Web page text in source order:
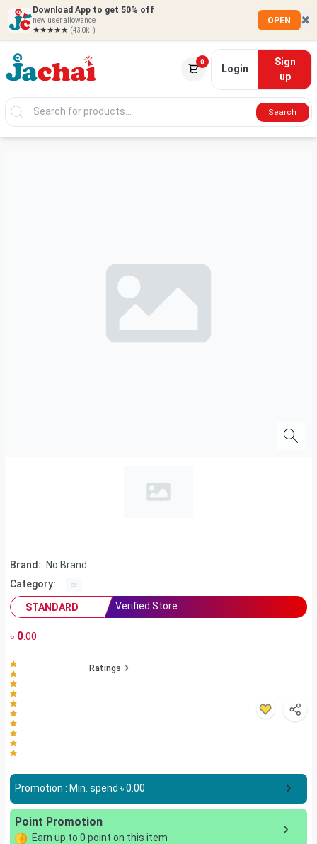
Download App to get 50% off
new user allowance
★★★★★ (430k+)
OPEN ✖
0
Login
Sign
up
Search
Brand:
No Brand
Category:
STANDARD
Verified Store
৳ 0.00
Ratings
Promotion : Min. spend ৳0.00
Point Promotion
Earn up to 0 point on this item